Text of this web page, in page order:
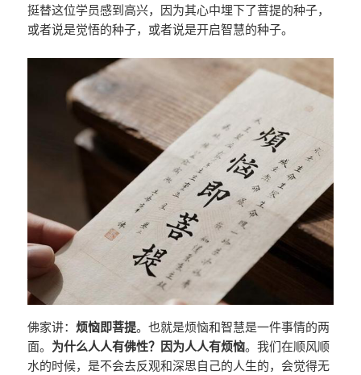
挺替这位学员感到高兴，因为其心中埋下了菩提的种子，
或者说是觉悟的种子，或者说是开启智慧的种子。
佛家讲：烦恼即菩提。也就是烦恼和智慧是一件事情的两
面。 为什么人人有佛性？因为人人有烦恼。我们在顺风顺
水的时候，是不会去反观和深思自己的人生的，会觉得无